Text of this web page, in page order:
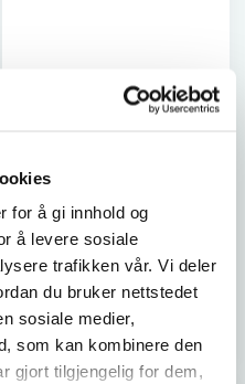
for å gi innhold og
å levere sosiale
trafikken vår. Vi deler
du bruker nettstedet
sosiale medier,
som kan kombinere den
gjort tilgjengelig for dem,
Hotblock Dual LED digital
mL
ml rør med to varmblokker
og LED-display.
ABD E11390